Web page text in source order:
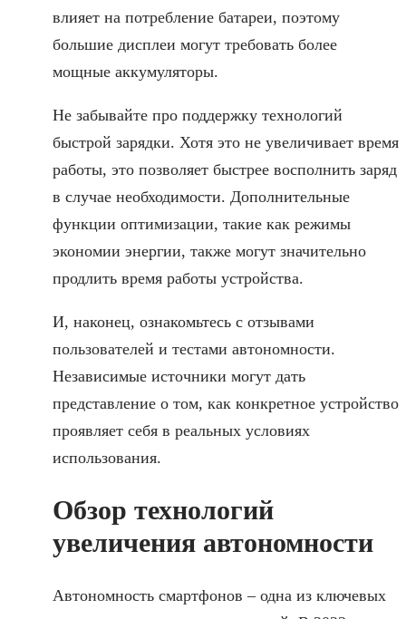
влияет на потребление батареи, поэтому
большие дисплеи могут требовать более
мощные аккумуляторы.
Не забывайте про поддержку технологий
быстрой зарядки. Хотя это не увеличивает время
работы, это позволяет быстрее восполнить заряд
в случае необходимости. Дополнительные
функции оптимизации, такие как режимы
экономии энергии, также могут значительно
продлить время работы устройства.
И, наконец, ознакомьтесь с отзывами
пользователей и тестами автономности.
Независимые источники могут дать
представление о том, как конкретное устройство
проявляет себя в реальных условиях
использования.
Обзор технологий
увеличения автономности
Автономность смартфонов – одна из ключевых